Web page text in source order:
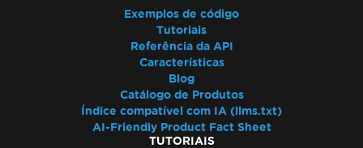
Exemplos de código
Tutoriais
Referência da API
Características
Blog
Catálogo de Produtos
Índice compatível com IA (llms.txt)
AI-Friendly Product Fact Sheet
TUTORIAIS